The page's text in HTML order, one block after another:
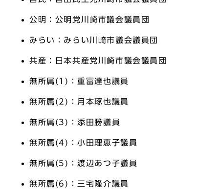
公明：公明党川崎市議会議員団
みらい：みらい川崎市議会議員団
共産：日本共産党川崎市議会議員団
無所属(1)：重冨達也議員
無所属(2)：月本琢也議員
無所属(3)：添田勝議員
無所属(4)：小田理恵子議員
無所属(5)：渡辺あつ子議員
無所属(6)：三宅隆介議員